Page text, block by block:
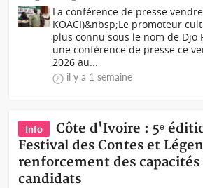
La conférence de presse
KOACI)&nbsp;Le promoteur
plus connu sous le nom de Djo
une conférence de presse ce
2026 au...
il y a 1 semaine
Info
Côte d'Ivoire : 5ᵉ
Festival des Contes et
renforcement des capacités
candidats